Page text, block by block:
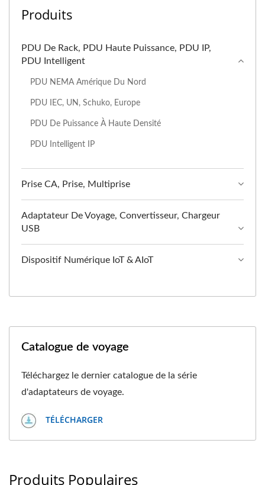
Produits
PDU De Rack, PDU Haute Puissance, PDU IP,
PDU Intelligent
PDU NEMA Amérique Du Nord
PDU IEC, UN, Schuko, Europe
PDU De Puissance À Haute Densité
PDU Intelligent IP
Prise CA, Prise, Multiprise
Adaptateur De Voyage, Convertisseur, Chargeur
USB
Dispositif Numérique IoT & AIoT
Catalogue de voyage
Téléchargez le dernier catalogue de la série
d'adaptateurs de voyage.
TÉLÉCHARGER
Produits Populaires